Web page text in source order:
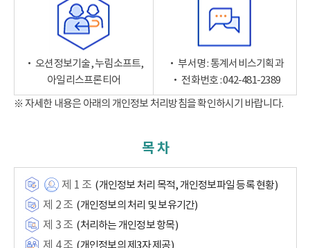
‧ 오션정보기술, 누림소프트,
아일리스프론티어
‧ 부서명 : 통계서비스기획과
‧ 전화번호 : 042-481-2389
※ 자세한 내용은 아래의 개인정보 처리방침을 확인하시기 바랍니다.
목 차
제 1 조 (개인정보 처리 목적, 개인정보파일 등록 현황)
제 2 조 (개인정보의 처리 및 보유기간)
제 3 조 (처리하는 개인정보 항목)
제 4 조 (개인정보의 제3자 제공)